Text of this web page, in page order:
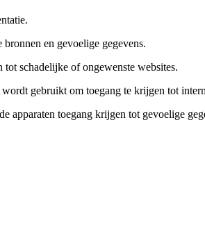
en gevoelige gegevens.
schadelijke of ongewenste websites.
gebruikt om toegang te krijgen tot
apparaten toegang krijgen tot gevoelige